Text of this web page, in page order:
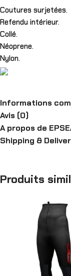
Coutures surjetées.
Refendu intérieur.
Collé.
Néoprene.
Nylon.
Informations
Avis (0)
A propos de
Shipping &
Produits